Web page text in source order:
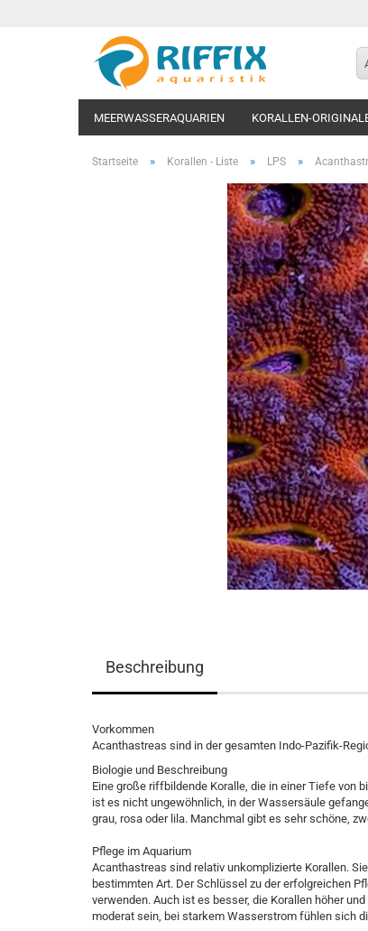
MEERWASSERAQUARIEN KORALLEN-
Startseite » Korallen - Liste » LPS »
Beschreibung
Vorkommen
Acanthastreas sind in der gesamten Indo-Pazifik-
Biologie und Beschreibung
Eine große riffbildende Koralle, die in einer Tiefe von
ist es nicht ungewöhnlich, in der Wassersäule
grau, rosa oder lila. Manchmal gibt es sehr schöne,
Pflege im Aquarium
Acanthastreas sind relativ unkomplizierte Korallen.
bestimmten Art. Der Schlüssel zu der erfolgreichen
verwenden. Auch ist es besser, die Korallen höher
moderat sein, bei starkem Wasserstrom fühlen sich